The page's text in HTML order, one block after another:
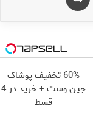
60% تخفیف پوشاک
جین وست + خرید در 4
قسط